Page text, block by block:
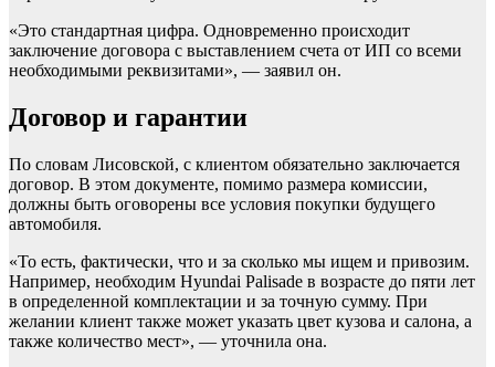
«Это стандартная цифра. Одновременно происходит
заключение договора с выставлением счета от ИП со всеми
необходимыми реквизитами», — заявил он.
Договор и гарантии
По словам Лисовской, с клиентом обязательно заключается
договор. В этом документе, помимо размера комиссии,
должны быть оговорены все условия покупки будущего
автомобиля.
«То есть, фактически, что и за сколько мы ищем и привозим.
Например, необходим Hyundai Palisade в возрасте до пяти лет
в определенной комплектации и за точную сумму. При
желании клиент также может указать цвет кузова и салона, а
также количество мест», — уточнила она.